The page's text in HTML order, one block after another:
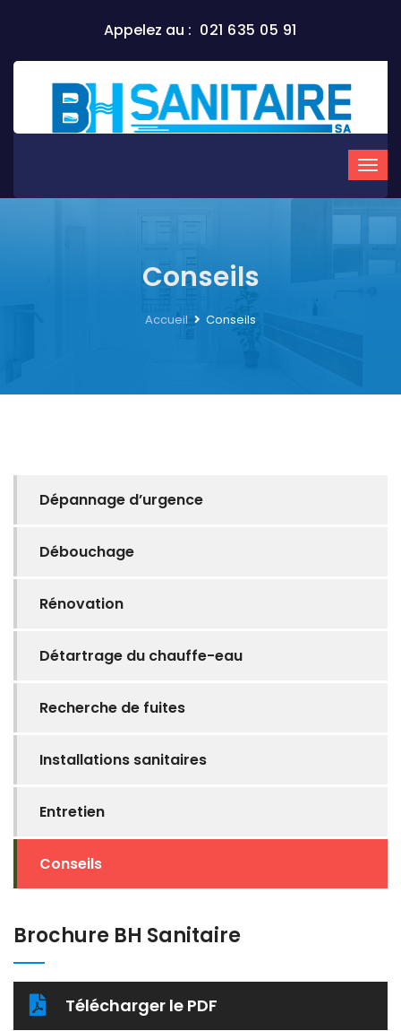
Appelez au : 021 635 05 91
Conseils
Accueil Conseils
Dépannage d’urgence
Débouchage
Rénovation
Détartrage du chauffe-eau
Recherche de fuites
Installations sanitaires
Entretien
Conseils
Brochure BH Sanitaire
Télécharger le PDF